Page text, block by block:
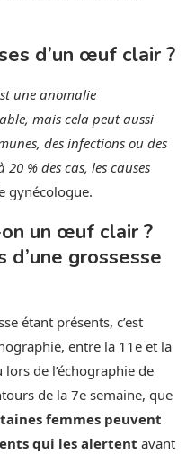
d’un œuf clair ?
une anomalie
mais cela peut aussi
des infections ou des
% des cas, les causes
gynécologue.
un œuf clair ?
grossesse
étant présents, c’est
entre la 11e et la
de l’échographie de
de la 7e semaine, que
femmes peuvent
qui les alertent avant